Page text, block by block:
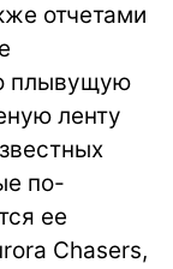
отчетами
плывущую
ленту
по-
ее
Chasers,